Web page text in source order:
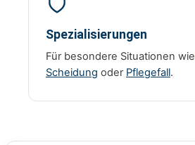
Spezialisierungen
Für besondere Situationen wie
Scheidung oder Pflegefall.